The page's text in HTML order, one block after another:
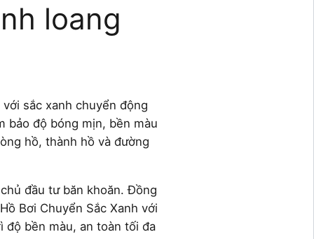
loang
sắc xanh chuyển động
bảo độ bóng mịn, bền màu
hồ, thành hồ và đường
đầu tư băn khoăn. Đồng
Bơi Chuyển Sắc Xanh với
độ bền màu, an toàn tối đa